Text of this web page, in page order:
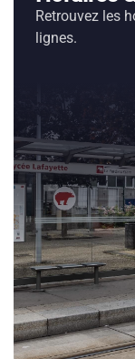
Retrouvez les
lignes.